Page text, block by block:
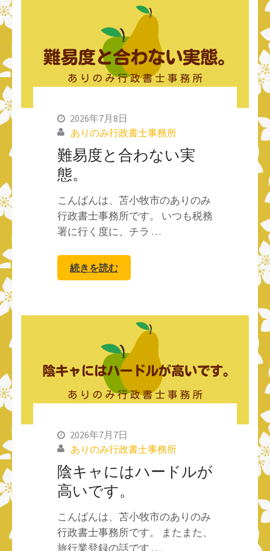
2026年7月8日
ありのみ行政書士事務所
難易度と合わない実
態。
こんばんは、苫小牧市のありのみ
行政書士事務所です。 いつも税務
署に行く度に、チラ …
続きを読む
2026年7月7日
ありのみ行政書士事務所
陰キャにはハードルが
高いです。
こんばんは、苫小牧市のありのみ
行政書士事務所です。 またまた、
旅行業登録の話です …